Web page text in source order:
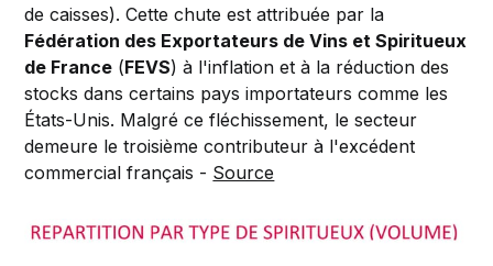
de caisses). Cette chute est attribuée par la
Fédération des Exportateurs de Vins et Spiritueux
de France (FEVS) à l'inflation et à la réduction des
stocks dans certains pays importateurs comme les
États-Unis. Malgré ce fléchissement, le secteur
demeure le troisième contributeur à l'excédent
commercial français - Source